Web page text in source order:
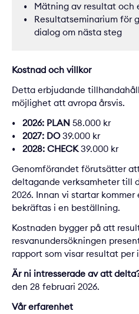
Mätning av resultat och
Resultatseminarium för
dialog om nästa steg
Kostnad och villkor
Detta erbjudande
möjlighet att avropa årsvis.
2026: PLAN 58.000 kr
2027: DO39.000 kr
2028: CHECK39.000 kr
Genomförandet förutsätter
deltagande verksamheter till
2026. Innan vi startar
bekräftas i en beställning.
Kostnaden bygger på att
resvanundersökningen
rapport som visar resultat per
Är ni intresserade av att
den 28 februari 2026.
Vår erfarenhet